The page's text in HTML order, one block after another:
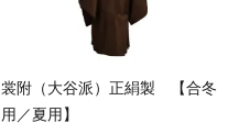
裳附（大谷派）正絹製 【合冬
用／夏用】